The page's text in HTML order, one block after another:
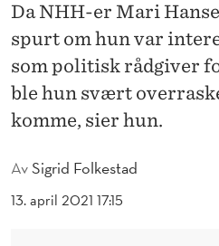
G
H
E
T
E
AvSigrid Folkestad
13. april 2021 17:15
Da NHH-er Mari
spurt om hun var
som politisk rådgiver
ble hun svært
komme, sier hun.